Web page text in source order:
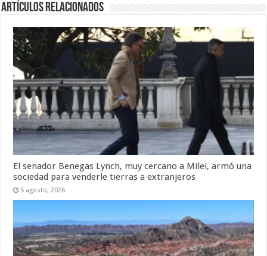
Artículos Relacionados
El senador Benegas Lynch, muy cercano a Milei, armó una
sociedad para venderle tierras a extranjeros
5 agosto, 2026